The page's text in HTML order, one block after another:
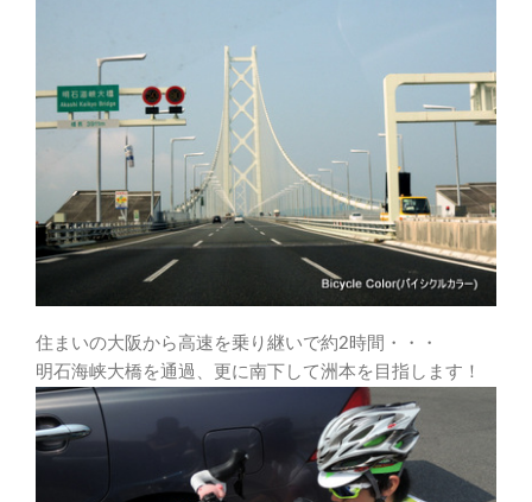
住まいの大阪から高速を乗り継いで約2時間・・・
明石海峡大橋を通過、更に南下して洲本を目指します！